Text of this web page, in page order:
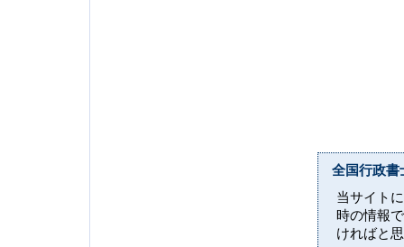
全国行政書
当サイト
時の情報
ければと